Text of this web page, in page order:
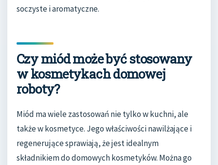
soczyste i aromatyczne.
Czy miód może być stosowany
w kosmetykach domowej
roboty?
Miód ma wiele zastosowań nie tylko w kuchni, ale
także w kosmetyce. Jego właściwości nawilżające i
regenerujące sprawiają, że jest idealnym
składnikiem do domowych kosmetyków. Można go